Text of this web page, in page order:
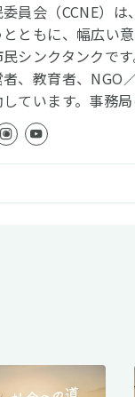
員会（CCNE）
ともに、幅広い
シンクタンクで
、教育者、NGO
ています。事務